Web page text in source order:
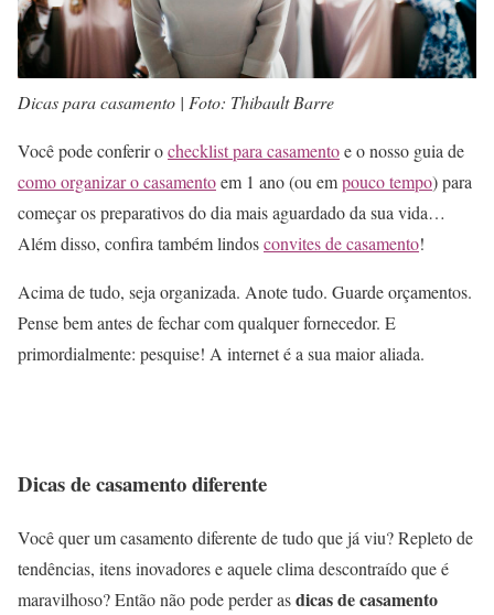
Dicas para casamento | Foto: Thibault Barre
Você pode conferir ochecklist para casamentoe o nosso guia de
como organizar o casamentoem 1 ano (ou empouco tempo) para
começar os preparativos do dia mais aguardado da sua vida…
Além disso, confira também lindosconvites de casamento!
Acima de tudo, seja organizada. Anote tudo. Guarde orçamentos.
Pense bem antes de fechar com qualquer fornecedor. E
primordialmente: pesquise! A internet é a sua maior aliada.
Dicas de casamento diferente
Você quer um casamento diferente de tudo que já viu? Repleto de
tendências, itens inovadores e aquele clima descontraído que é
maravilhoso? Então não pode perder asdicas de casamento